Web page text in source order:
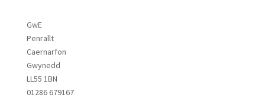
GwE
Penrallt
Caernarfon
Gwynedd
LL55 1BN
01286 679167